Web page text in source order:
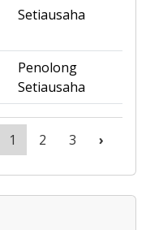
Setiausaha
Penolong
Setiausaha
1 2 3 ›